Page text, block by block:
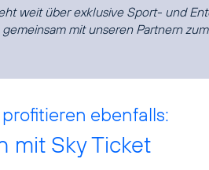
weit über exklusive Sport- und
mit unseren Partnern
ebenfalls:
mit Sky Ticket